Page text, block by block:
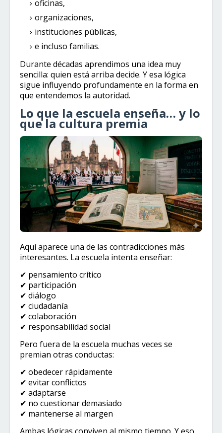
oficinas,
organizaciones,
instituciones públicas,
e incluso familias.
Durante décadas aprendimos una idea muy
sencilla: quien está arriba decide. Y esa lógica
sigue influyendo profundamente en la forma en
que entendemos la autoridad.
Lo que la escuela enseña… y lo
que la cultura premia
Aquí aparece una de las contradicciones más
interesantes. La escuela intenta enseñar:
✔ pensamiento crítico
✔ participación
✔ diálogo
✔ ciudadanía
✔ colaboración
✔ responsabilidad social
Pero fuera de la escuela muchas veces se
premian otras conductas:
✔ obedecer rápidamente
✔ evitar conflictos
✔ adaptarse
✔ no cuestionar demasiado
✔ mantenerse al margen